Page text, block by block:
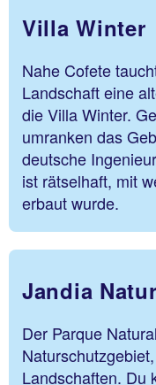
Villa Winter
Nahe Cofete
Landschaft eine
die Villa Winter.
umranken das
deutsche
ist rätselhaft, mit
erbaut wurde.
Jandia
Der Parque
Landschaften. Du